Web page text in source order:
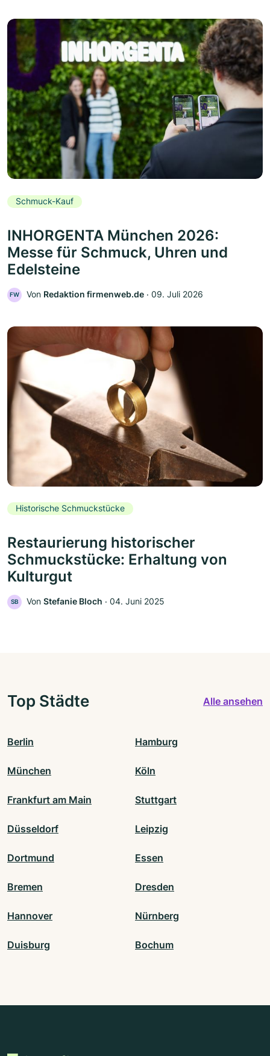
Schmuck-Kauf
INHORGENTA München 2026:
Messe für Schmuck, Uhren und
Edelsteine
FW Von Redaktion firmenweb.de ‧ 09. Juli 2026
Historische Schmuckstücke
Restaurierung historischer
Schmuckstücke: Erhaltung von
Kulturgut
SB Von Stefanie Bloch ‧ 04. Juni 2025
Top Städte Alle ansehen
Berlin Hamburg
München Köln
Frankfurt am Main Stuttgart
Düsseldorf Leipzig
Dortmund Essen
Bremen Dresden
Hannover Nürnberg
Duisburg Bochum